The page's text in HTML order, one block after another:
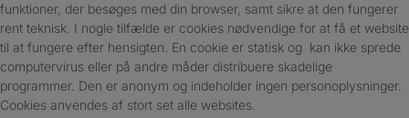
funktioner, der besøges med din browser, samt sikre at den fungerer
rent teknisk. I nogle tilfælde er cookies nødvendige for at få et website
til at fungere efter hensigten. En cookie er statisk og kan ikke sprede
computervirus eller på andre måder distribuere skadelige
programmer. Den er anonym og indeholder ingen personoplysninger.
Cookies anvendes af stort set alle websites.